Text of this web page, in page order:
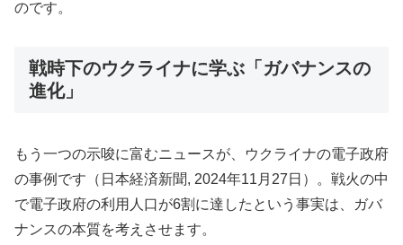
のです。
戦時下のウクライナに学ぶ「ガバナンスの
進化」
もう一つの示唆に富むニュースが、ウクライナの電子政府
の事例です（日本経済新聞, 2024年11月27日）。戦火の中
で電子政府の利用人口が6割に達したという事実は、ガバ
ナンスの本質を考えさせます。